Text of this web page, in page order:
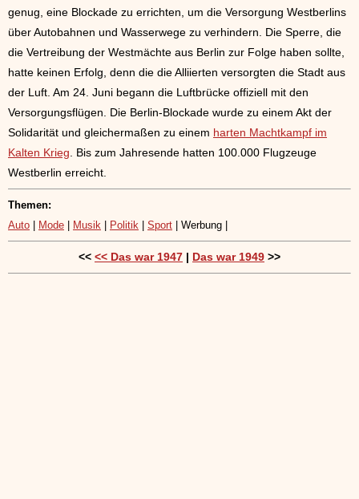
genug, eine Blockade zu errichten, um die Versorgung Westberlins
über Autobahnen und Wasserwege zu verhindern. Die Sperre, die
die Vertreibung der Westmächte aus Berlin zur Folge haben sollte,
hatte keinen Erfolg, denn die die Alliierten versorgten die Stadt aus
der Luft. Am 24. Juni begann die Luftbrücke offiziell mit den
Versorgungsflügen. Die Berlin-Blockade wurde zu einem Akt der
Solidarität und gleichermaßen zu einem harten Machtkampf im
Kalten Krieg. Bis zum Jahresende hatten 100.000 Flugzeuge
Westberlin erreicht.
Themen:
Auto
Mode Musik Politik Sport | Werbung |
<< << Das war 1947 | Das war 1949 >>